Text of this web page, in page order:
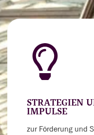
STRATEGIEN
IMPULSE
zur Förderung und